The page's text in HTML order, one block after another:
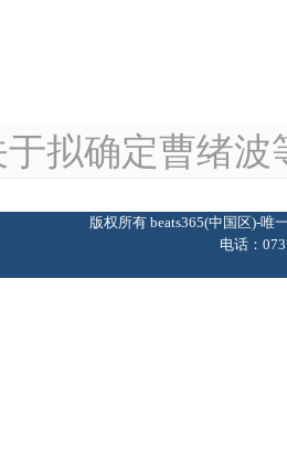
于拟确定曹绪波
版权所有 beats365(中国区)-
电话：